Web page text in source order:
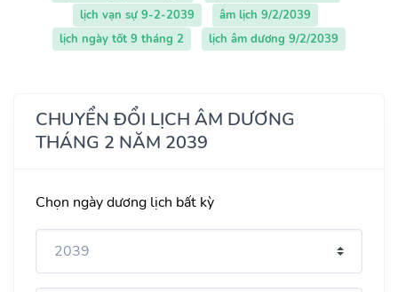
lịch vạn sự 9-2-2039
âm lịch 9/2/2039
lịch ngày tốt 9 tháng 2
lịch âm dương 9/2/2039
CHUYỂN ĐỔI LỊCH ÂM DƯƠNG
THÁNG 2 NĂM 2039
Chọn ngày dương lịch bất kỳ